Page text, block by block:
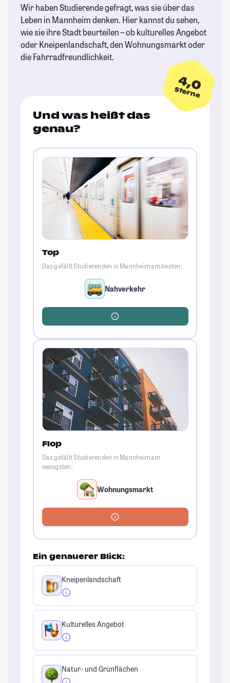
Wir haben Studierende gefragt, was sie über das
Leben in Mannheim denken. Hier kannst du sehen,
wie sie ihre Stadt beurteilen – ob kulturelles Angebot
oder Kneipenlandschaft, den Wohnungsmarkt oder
die Fahrradfreundlichkeit.
4,0
Sterne
Und was heißt das
genau?
Top
Das gefällt Studierenden in Mannheim am besten:
Nahverkehr
Flop
Das gefällt Studierenden in Mannheim am
wenigsten:
Wohnungsmarkt
Ein genauerer Blick:
Kneipenlandschaft
Kulturelles Angebot
Natur- und Grünflächen